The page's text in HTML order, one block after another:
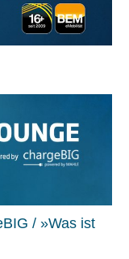
/ »Was ist